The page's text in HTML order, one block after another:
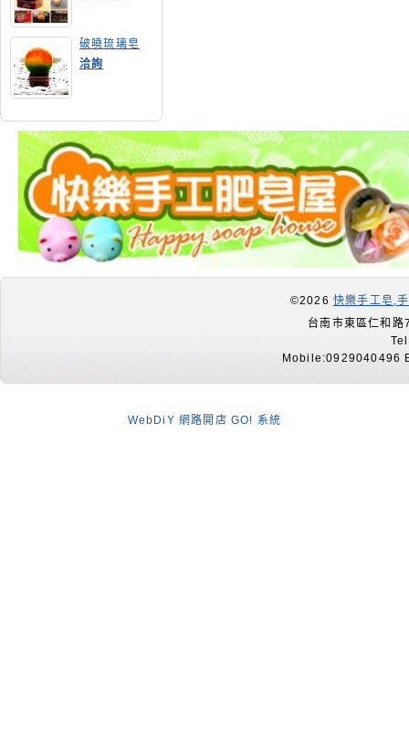
破曉琉璃皂
洽詢
©2026 快樂手工皂,
台南市東區仁和
Mobile:0929040496
WebDiY 網路開店 GO! 系統